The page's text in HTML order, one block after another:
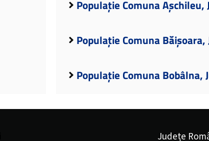
Populație Comuna Așchileu,
Populație Comuna
Populație Comuna Bobâlna,
Județe